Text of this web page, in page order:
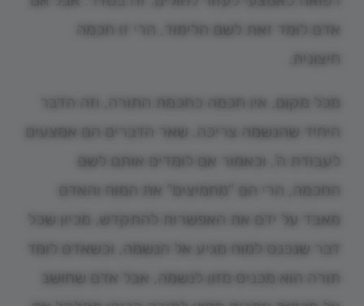
אדם לומד זאת לשם הלימוד, הרי זו חכמה
חיצונית.
מכל מקום, אין חכמה כחכמת התורה, וזה הדבר
היחיד שהנשמה צריכה. שאר הדברים הם אמצעים
לעבודת ה', וכאמור אם לומדים אותם לשם
החכמה, הרי הם "מחמיצים" את המוח והאדם
מאבד על ידם את האפשרות להתקדש, מכיון שכל
דבר שנכנס למוח מגיע אל הנשמה, וכשאדם לומד
תורה הוא מכניס מזון לנשמה, אבל אדם שחושב